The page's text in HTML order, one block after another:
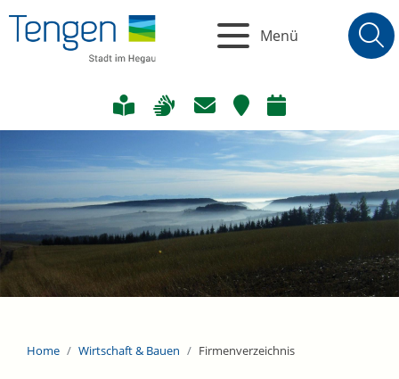
Menü
Home Wirtschaft & Bauen Firmenverzeichnis